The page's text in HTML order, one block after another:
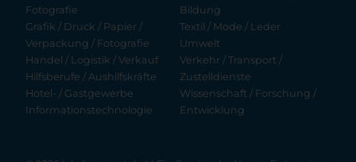
Fotografie
Grafik / Druck / Papier /
Verpackung / Fotografie
Handel / Logistik / Verkauf
Hilfsberufe / Aushilfskräfte
Hotel- / Gastgewerbe
Informationstechnologie
Bildung
Textil / Mode / Leder
Umwelt
Verkehr / Transport /
Zustelldienste
Wissenschaft / Forschung /
Entwicklung